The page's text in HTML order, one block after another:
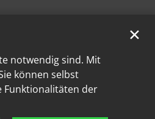
notwendig sind. Mit
können selbst
Funktionalitäten der
✕